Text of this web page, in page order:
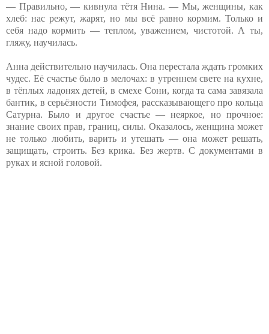
— Правильно, — кивнула тётя Нина. — Мы, женщины, как
хлеб: нас режут, жарят, но мы всё равно кормим. Только и
себя надо кормить — теплом, уважением, чистотой. А ты,
гляжу, научилась.
Анна действительно научилась. Она перестала ждать громких
чудес. Её счастье было в мелочах: в утреннем свете на кухне,
в тёплых ладонях детей, в смехе Сони, когда та сама завязала
бантик, в серьёзности Тимофея, рассказывающего про кольца
Сатурна. Было и другое счастье — неяркое, но прочное:
знание своих прав, границ, силы. Оказалось, женщина может
не только любить, варить и утешать — она может решать,
защищать, строить. Без крика. Без жертв. С документами в
руках и ясной головой.